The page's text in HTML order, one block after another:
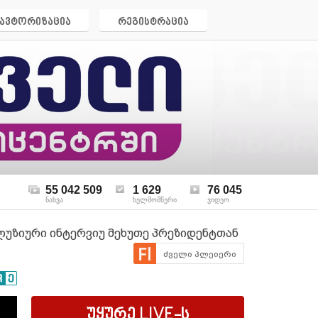
ავტორიზაცია რეგისტრაცია
55 042 509
ნახვა
1 629
ხელმომწერი
76 045
ვიდეო
ინტერვიუ მეხუთე პრეზიდენტთან
ძველი პლეიერი